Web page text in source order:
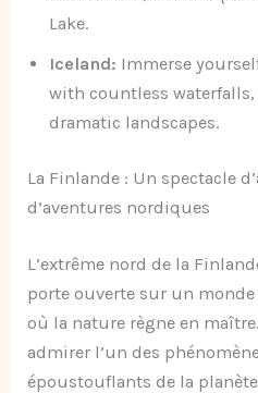
Lake.
Iceland: Immerse
with countless
dramatic landscapes.
La Finlande : Un spectacle
d’aventures nordiques
L’extrême nord de la
porte ouverte sur un
où la nature règne en
admirer l’un des
époustouflants de la planète